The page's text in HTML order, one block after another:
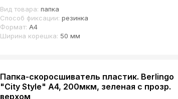
Вид товара: папка
Способ фиксации: резинка
Формат: А4
Ширина корешка: 50 мм
Папка-скоросшиватель пластик. Berlingo
"City Style" А4, 200мкм, зеленая с прозр.
верхом